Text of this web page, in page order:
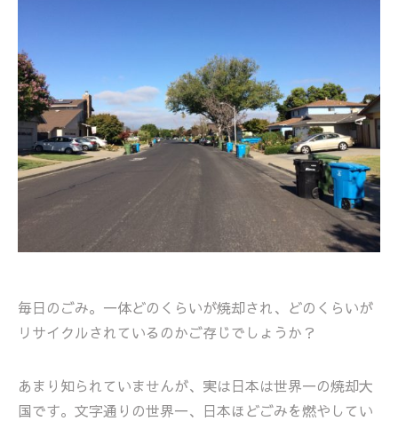
毎日のごみ。一体どのくらいが焼却され、どのくらいが
リサイクルされているのかご存じでしょうか？
あまり知られていませんが、実は日本は世界一の焼却大
国です。文字通りの世界一、日本ほどごみを燃やしてい